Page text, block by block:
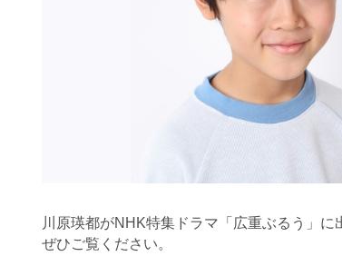
川原瑛都がNHK特集ドラマ「広重ぶるう」に
ぜひご覧ください。